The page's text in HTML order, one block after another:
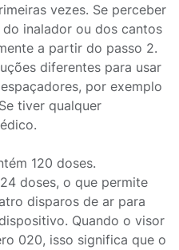
vezes. Se perceber
inalador ou dos cantos
a partir do passo 2.
diferentes para usar
por exemplo
tiver qualquer
120 doses.
doses, o que permite
disparos de ar para
Quando o visor
020, isso significa que o